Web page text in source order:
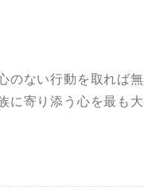
のない行動を取れば無
に寄り添う心を最も大